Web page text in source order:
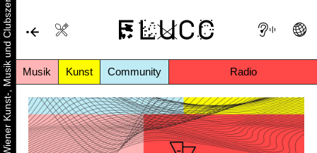
Musik Kunst Community Radio